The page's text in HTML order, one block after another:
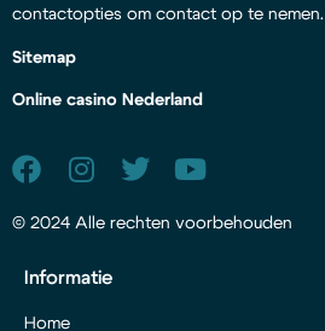
contactopties om contact op te nemen.
Sitemap
Online casino Nederland
© 2024 Alle rechten voorbehouden
Informatie
Home